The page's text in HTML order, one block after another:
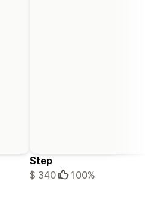
Step
$ 340
100%